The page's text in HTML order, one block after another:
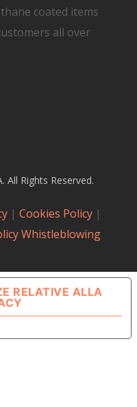
coated items
all over
All Rights Reserved.
|Cookies Policy |
Whistleblowing
RELATIVE ALLA